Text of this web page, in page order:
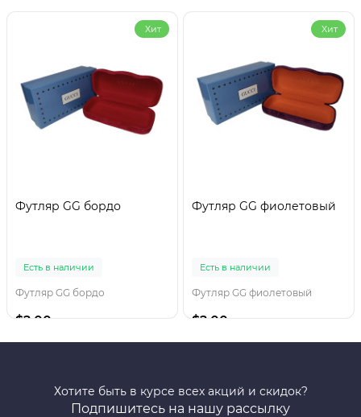
Хит
Футляр GG бордо
Есть в наличии
Футляр GG бордо
$2.00
Хит
Футляр GG фиолетовый
Есть в наличии
Футляр GG фиолетовый
$2.00
Хотите быть в курсе всех акций и скидок?
Подпишитесь на нашу рассылку